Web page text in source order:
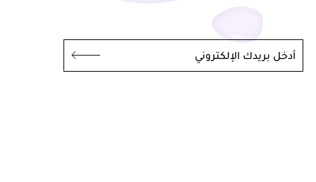
أدخل بريدك الإلكتروني